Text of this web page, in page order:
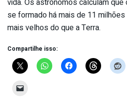
vida. Os astrônomos calculam
se formado há mais de 11
mais velhos do que a Terra.
Compartilhe isso: